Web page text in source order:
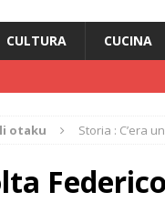
CULTURA CUCINA
otaku Storia : C’era